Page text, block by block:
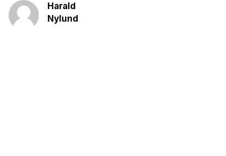
Harald
Nylund